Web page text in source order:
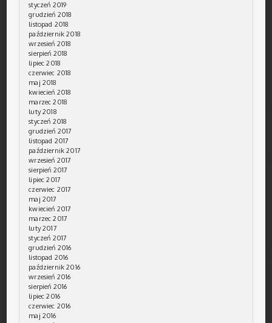
styczeń 2019
grudzień 2018
listopad 2018
październik 2018
wrzesień 2018
sierpień 2018
lipiec 2018
czerwiec 2018
maj 2018
kwiecień 2018
marzec 2018
luty 2018
styczeń 2018
grudzień 2017
listopad 2017
październik 2017
wrzesień 2017
sierpień 2017
lipiec 2017
czerwiec 2017
maj 2017
kwiecień 2017
marzec 2017
luty 2017
styczeń 2017
grudzień 2016
listopad 2016
październik 2016
wrzesień 2016
sierpień 2016
lipiec 2016
czerwiec 2016
maj 2016